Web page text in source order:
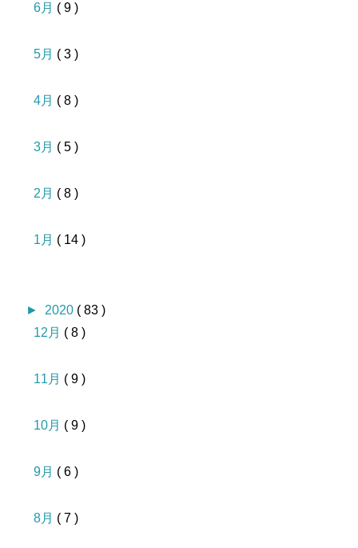
6月 ( 9 )
5月 ( 3 )
4月 ( 8 )
3月 ( 5 )
2月 ( 8 )
1月 ( 14 )
► 2020 ( 83 )
12月 ( 8 )
11月 ( 9 )
10月 ( 9 )
9月 ( 6 )
8月 ( 7 )